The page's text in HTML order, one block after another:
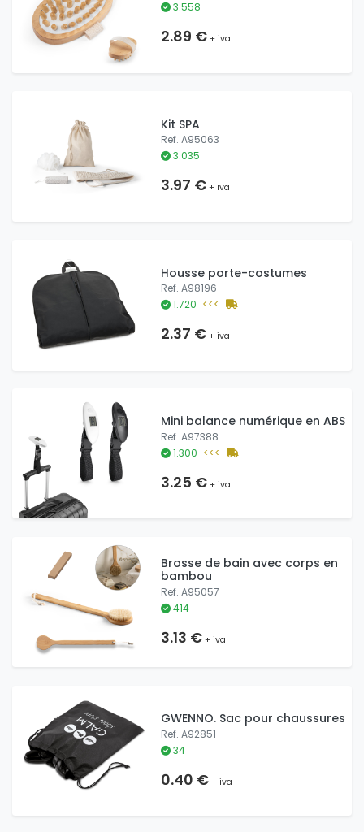
3.558
2.89 €+ iva
Kit SPA
Ref. A95063
3.035
3.97 €+ iva
Housse porte-costumes
Ref. A98196
1.720 <<<
2.37 €+ iva
Mini balance numérique en ABS
Ref. A97388
1.300 <<<
3.25 €+ iva
Brosse de bain avec corps en
bambou
Ref. A95057
414
3.13 €+ iva
GWENNO. Sac pour chaussures
Ref. A92851
34
0.40 €+ iva